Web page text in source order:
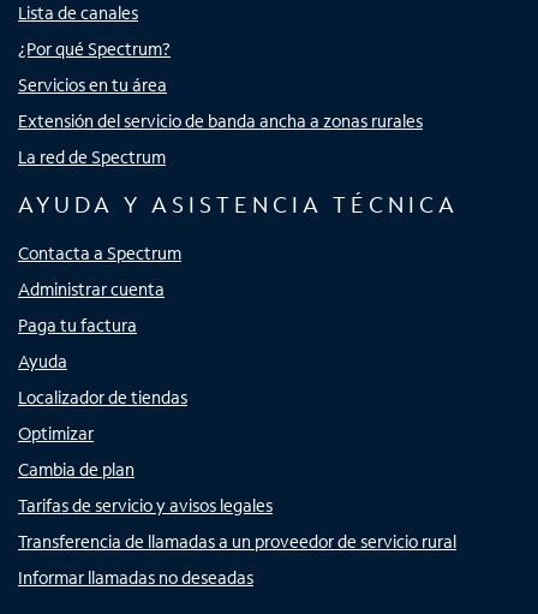
Lista de canales
¿Por qué Spectrum?
Servicios en tu área
Extensión del servicio de banda ancha a zonas rurales
La red de Spectrum
AYUDA Y ASISTENCIA TÉCNICA
Contacta a Spectrum
Administrar cuenta
Paga tu factura
Ayuda
Localizador de tiendas
Optimizar
Cambia de plan
Tarifas de servicio y avisos legales
Transferencia de llamadas a un proveedor de servicio rural
Informar llamadas no deseadas